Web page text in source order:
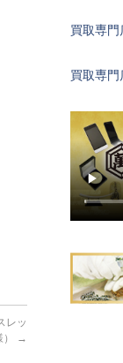
レッ
→
買取専
買取専